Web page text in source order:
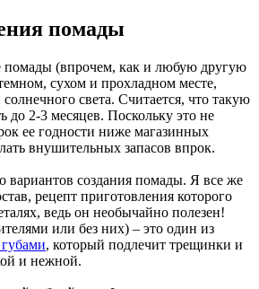
помады
помады (впрочем, как и любую другую
сухом и прохладном месте,
света. Считается, что такую
до 2-3 месяцев. Поскольку это не
ее годности ниже магазинных
внушительных запасов впрок.
вариантов создания помады. Я все же
рецепт приготовления которого
ведь он необычайно полезен!
или без них) – это один из
губами, который подлечит трещинки и
и нежной.